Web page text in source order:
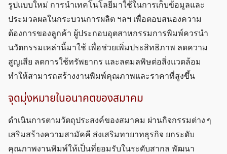
รูปแบบใหม่ การนำเทคโนโลยีมาใช้ในการเก็บข้อมูลและ
ประมวลผลในกระบวนการผลิต ฯลฯ เพื่อตอบสนองความ
ต้องการของลูกค้า ผู้ประกอบอุตสาหกรรมการพิมพ์ควรนำ
นวัตกรรมเหล่านี้มาใช้ เพื่อช่วยเพิ่มประสิทธิภาพ ลดความ
สูญเสีย ลดการใช้ทรัพยากร และลดมลพิษต่อสิ่งแวดล้อม
ทำให้สามารถสร้างงานพิมพ์คุณภาพและราคาที่สูงขึ้น
จุดมุ่งหมายในอนาคตของสมาคม
ดำเนินการตามวัตถุประสงค์ของสมาคม ผ่านกิจกรรมต่าง ๆ
เสริมสร้างความสามัคคี ส่งเสริมทายาทธุรกิจ ยกระดับ
คุณภาพงานพิมพ์ให้เป็นที่ยอมรับในระดับสากล พัฒนา